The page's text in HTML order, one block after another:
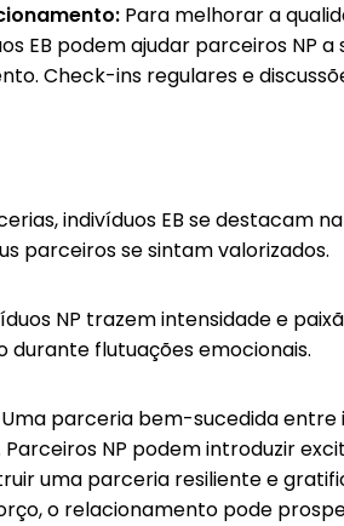
Para melhorar a
EB podem ajudar parceiros NP
Check-ins regulares e
indivíduos EB se destacam
parceiros se sintam valorizados.
NP trazem intensidade e
durante flutuações emocionais.
Uma parceria bem-sucedida entre
NP podem introduzir
uma parceria resiliente e
o relacionamento pode